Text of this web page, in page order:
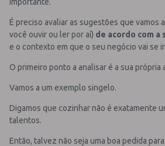
É preciso avaliar as sugestões que vamos
você ouvir ou ler por aí) de acordo com a
e o contexto em que o seu negócio vai se
O primeiro ponto a analisar é a sua própria
Vamos a um exemplo singelo.
Digamos que cozinhar não é exatamente
talentos.
Então, talvez não seja uma boa pedida